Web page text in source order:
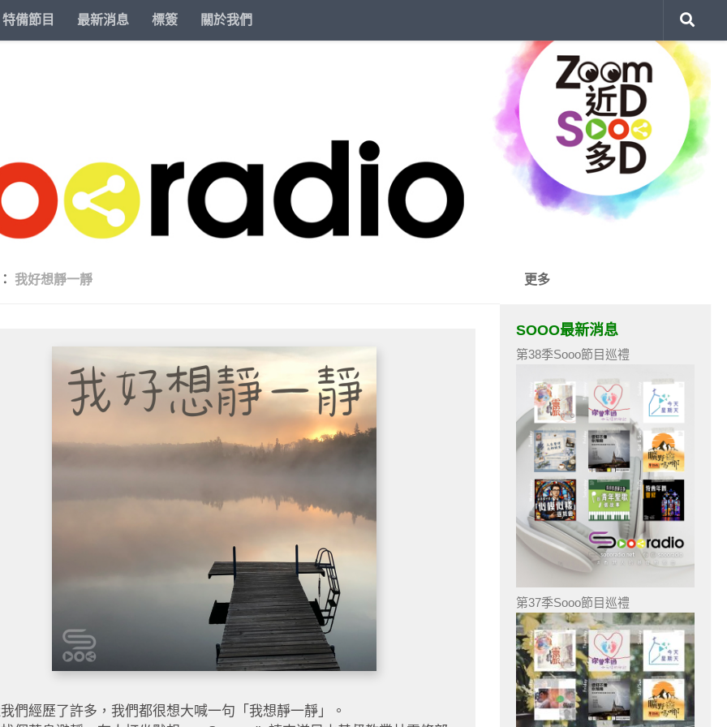
特備節目 最新消息 標簽 關於我們
我好想靜一靜
們經歷了許多，我們都很想大喊一句「我想靜一靜」。
更多
SOOO最新消息
第38季Sooo節目巡禮
第37季Sooo節目巡禮